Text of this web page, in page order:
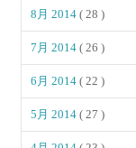
8月 2014( 28 )
7月 2014( 26 )
6月 2014( 22 )
5月 2014( 27 )